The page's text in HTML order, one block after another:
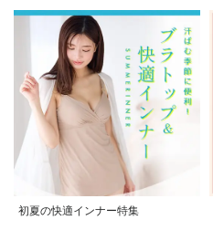
初夏の快適インナー特集